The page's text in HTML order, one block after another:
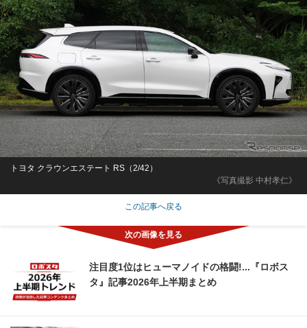
《写真撮影 中村孝仁》
トヨタ クラウンエステート RS（2/42）
この記事へ戻る
注目度1位はヒューマノイドの格闘!...『ロボス
タ』記事2026年上半期まとめ